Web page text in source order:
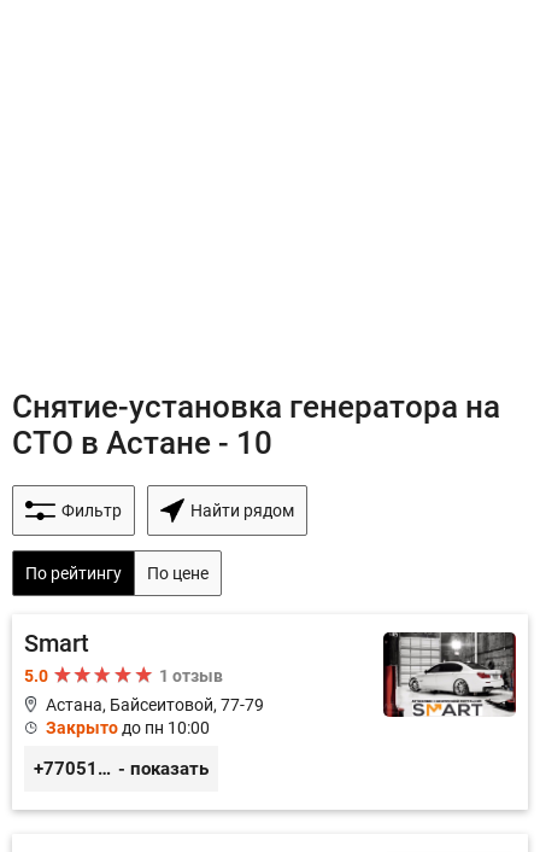
Снятие-установка генератора на
СТО в Астане - 10
Фильтр Найти рядом
По рейтингу По цене
Smart
5.0
1 отзыв
Астана, Байсеитовой, 77-79
Закрыто до пн 10:00
+77051092269 - показать